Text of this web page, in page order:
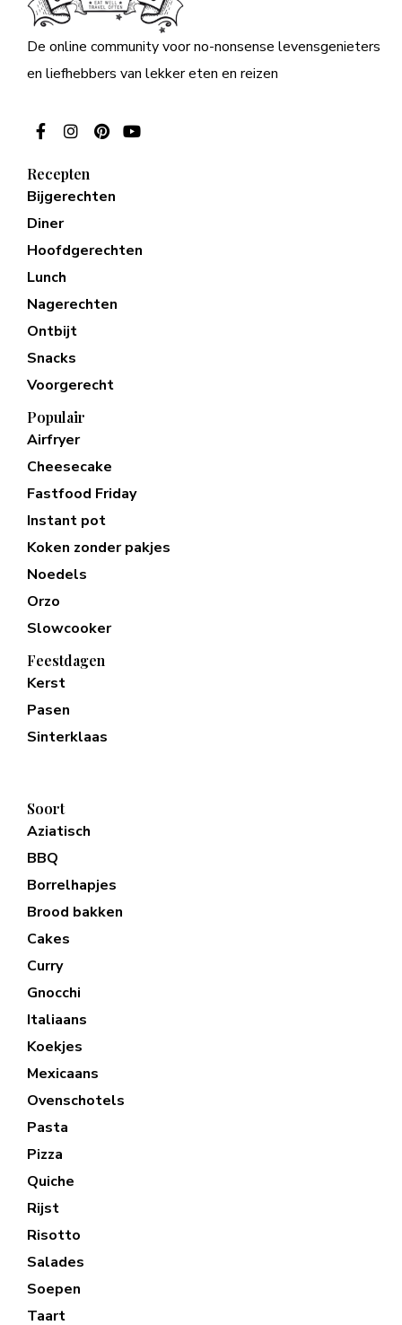
De online community voor no-nonsense levensgenieters
en liefhebbers van lekker eten en reizen
Recepten
Bijgerechten
Diner
Hoofdgerechten
Lunch
Nagerechten
Ontbijt
Snacks
Voorgerecht
Populair
Airfryer
Cheesecake
Fastfood Friday
Instant pot
Koken zonder pakjes
Noedels
Orzo
Slowcooker
Feestdagen
Kerst
Pasen
Sinterklaas
Soort
Aziatisch
BBQ
Borrelhapjes
Brood bakken
Cakes
Curry
Gnocchi
Italiaans
Koekjes
Mexicaans
Ovenschotels
Pasta
Pizza
Quiche
Rijst
Risotto
Salades
Soepen
Taart